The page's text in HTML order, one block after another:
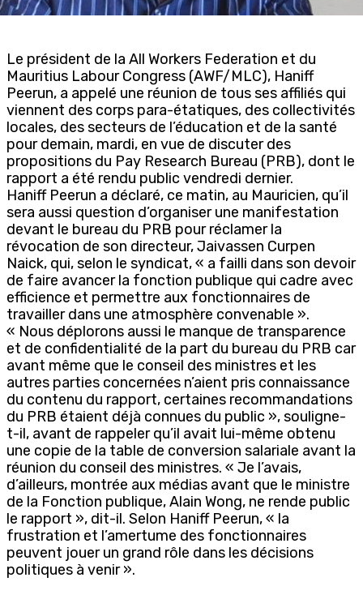
Le président de la All Workers Federation et du
Mauritius Labour Congress (AWF/MLC), Haniff
Peerun, a appelé une réunion de tous ses affiliés qui
viennent des corps para-étatiques, des collectivités
locales, des secteurs de l’éducation et de la santé
pour demain, mardi, en vue de discuter des
propositions du Pay Research Bureau (PRB), dont le
rapport a été rendu public vendredi dernier.
Haniff Peerun a déclaré, ce matin, au Mauricien, qu’il
sera aussi question d’organiser une manifestation
devant le bureau du PRB pour réclamer la
révocation de son directeur, Jaivassen Curpen
Naick, qui, selon le syndicat, « a failli dans son devoir
de faire avancer la fonction publique qui cadre avec
efficience et permettre aux fonctionnaires de
travailler dans une atmosphère convenable ».
« Nous déplorons aussi le manque de transparence
et de confidentialité de la part du bureau du PRB car
avant même que le conseil des ministres et les
autres parties concernées n’aient pris connaissance
du contenu du rapport, certaines recommandations
du PRB étaient déjà connues du public », souligne-
t-il, avant de rappeler qu’il avait lui-même obtenu
une copie de la table de conversion salariale avant la
réunion du conseil des ministres. « Je l’avais,
d’ailleurs, montrée aux médias avant que le ministre
de la Fonction publique, Alain Wong, ne rende public
le rapport », dit-il. Selon Haniff Peerun, « la
frustration et l’amertume des fonctionnaires
peuvent jouer un grand rôle dans les décisions
politiques à venir ».